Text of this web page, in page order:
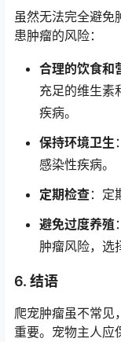
虽然无法完全避免
患肿瘤的风险：
合理的饮食和
充足的维生素
疾病。
保持环境卫生
感染性疾病。
定期检查：定
避免过度养殖
肿瘤风险，选
6. 结语
爬宠肿瘤虽不常见
重要。宠物主人应